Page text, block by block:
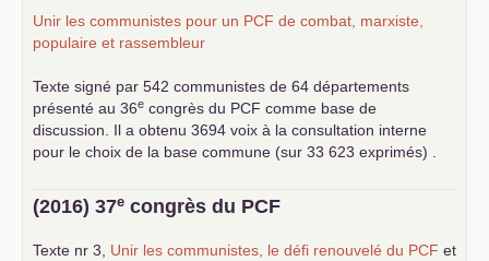
Unir les communistes pour un PCF de combat, marxiste,
populaire et rassembleur
Texte signé par 542 communistes de 64 départements
présenté au 36e congrès du PCF comme base de
discussion. Il a obtenu 3694 voix à la consultation interne
pour le choix de la base commune (sur 33 623 exprimés) .
(2016) 37e congrès du PCF
Texte nr 3, Unir les communistes, le défi renouvelé du PCF et